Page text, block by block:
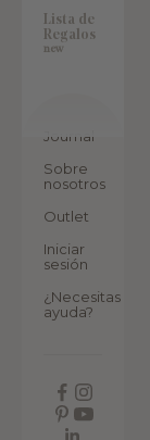
Lista de
Regalos
new
Journal
Sobre
nosotros
Outlet
Iniciar
sesión
¿Necesitas
ayuda?